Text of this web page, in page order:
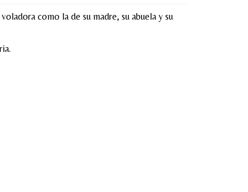
como la de su madre, su abuela y su